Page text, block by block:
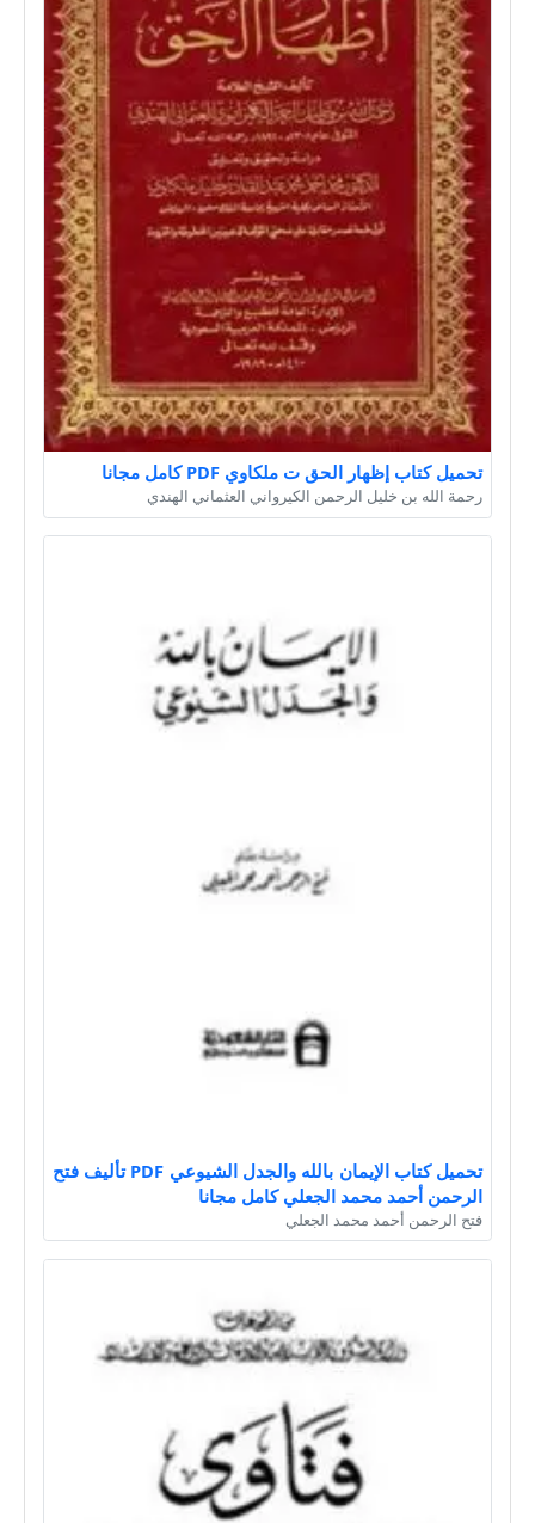
تحميل كتاب إظهار الحق ت ملكاوي PDF كامل مجانا
رحمة الله بن خليل الرحمن الكيرواني العثماني الهندي
تحميل كتاب الإيمان بالله والجدل الشيوعي PDF تأليف فتح
الرحمن أحمد محمد الجعلي كامل مجانا
فتح الرحمن أحمد محمد الجعلي